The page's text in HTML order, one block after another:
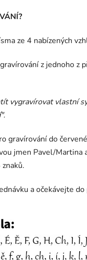
ze 4 nabízených
z jednoho z
vygravírovat vlastní
".
gravírování do
jmen Pavel/
a očekávejte